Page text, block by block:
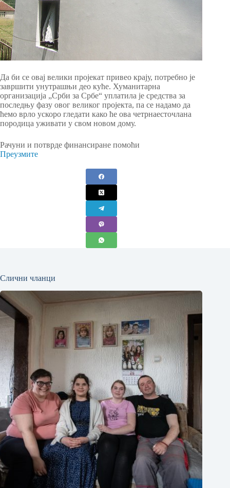
Да би се овај велики пројекат привео крају, потребно је
завршити унутрашњи део куће. Хуманитарна
организација „Срби за Србе“ уплатила је средства за
последњу фазу овог великог пројекта, па се надамо да
ћемо врло ускоро гледати како ће ова четрнаесточлана
породица уживати у свом новом дому.
Рачуни и потврде финансиране помоћи
Преузмите
Слични чланци